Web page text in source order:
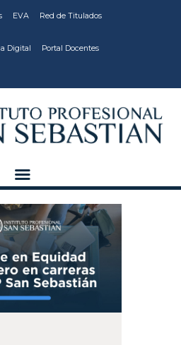
EVA Red de Titulados
Digital Portal Docentes